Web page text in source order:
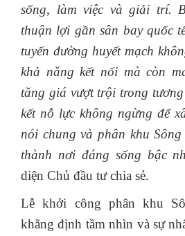
sống, làm việc và giải trí.
thuận lợi gần sân bay quốc
tuyến đường huyết mạch
khả năng kết nối mà còn
tăng giá vượt trội trong
kết nỗ lực không ngừng để
nói chung và phân khu
thành nơi đáng sống bậc
diện Chủ đầu tư chia sẻ.
Lễ khởi công phân khu
khẳng định tầm nhìn và sự